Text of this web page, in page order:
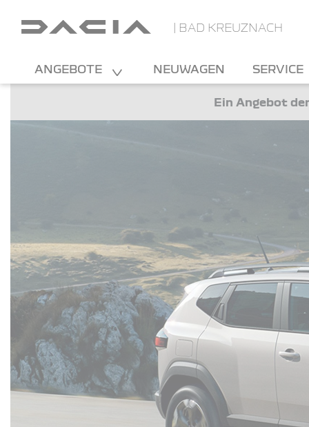
| BAD KREUZNACH
ANGEBOTE NEUWAGEN SERVICE
Ein Angebot